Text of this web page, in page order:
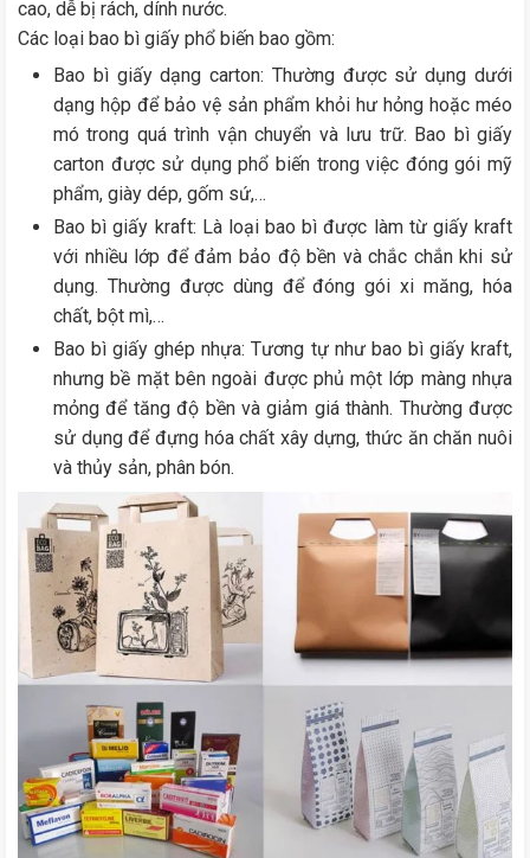
cao, dễ bị rách, dính nước.
Các loại bao bì giấy phổ biến bao gồm:
Bao bì giấy dạng carton: Thường được sử dụng dưới
dạng hộp để bảo vệ sản phẩm khỏi hư hỏng hoặc méo
mó trong quá trình vận chuyển và lưu trữ. Bao bì giấy
carton được sử dụng phổ biến trong việc đóng gói mỹ
phẩm, giày dép, gốm sứ,…
Bao bì giấy kraft: Là loại bao bì được làm từ giấy kraft
với nhiều lớp để đảm bảo độ bền và chắc chắn khi sử
dụng. Thường được dùng để đóng gói xi măng, hóa
chất, bột mì,…
Bao bì giấy ghép nhựa: Tương tự như bao bì giấy kraft,
nhưng bề mặt bên ngoài được phủ một lớp màng nhựa
mỏng để tăng độ bền và giảm giá thành. Thường được
sử dụng để đựng hóa chất xây dựng, thức ăn chăn nuôi
và thủy sản, phân bón.